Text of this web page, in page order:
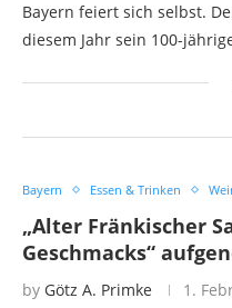
Bayern feiert sich selbst.
diesem Jahr sein 100-
Bayern Essen & Trinken
„Alter Fränkischer
Geschmacks“
by Götz A. Primke 1.